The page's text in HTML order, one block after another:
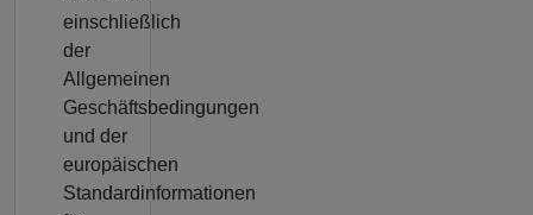
einschließlich
der
Allgemeinen
Geschäftsbedingungen
und der
europäischen
Standardinformationen